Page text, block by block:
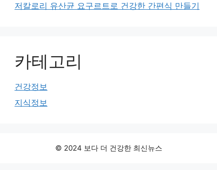
저칼로리 유산균 요구르트로 건강한 간편식 만들기
카테고리
건강정보
지식정보
© 2024 보다 더 건강한 최신뉴스